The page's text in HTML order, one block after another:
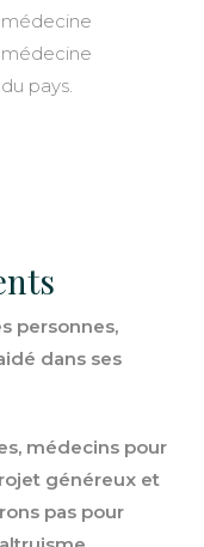
médecine
médecine
pays.
personnes,
dans ses
médecins pour
généreux et
pas pour